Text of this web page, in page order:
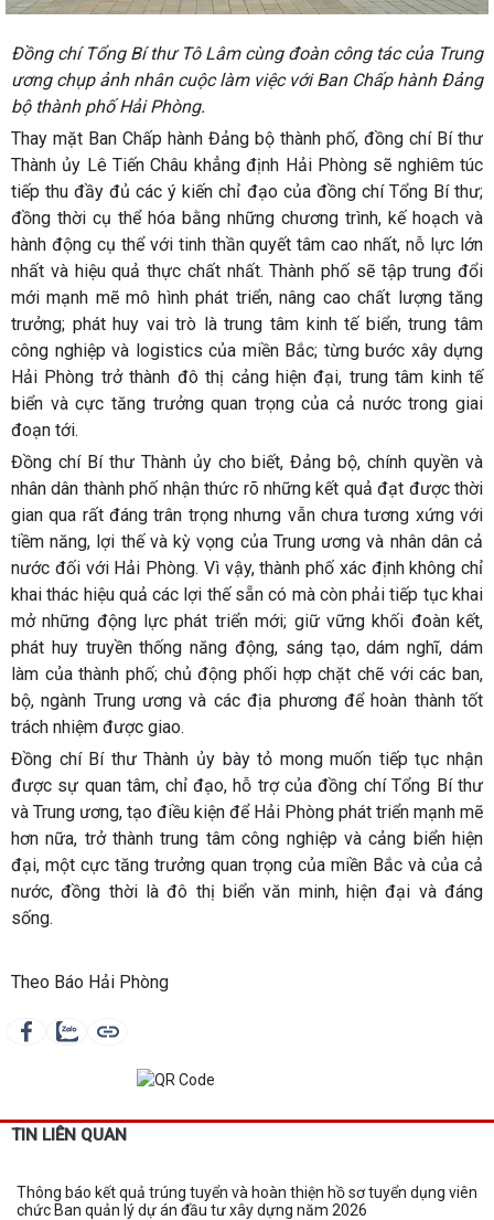
Đồng chí Tổng Bí thư Tô Lâm cùng đoàn công tác của Trung
ương chụp ảnh nhân cuộc làm việc với Ban Chấp hành Đảng
bộ thành phố Hải Phòng.
Thay mặt Ban Chấp hành Đảng bộ thành phố, đồng chí Bí thư
Thành ủy Lê Tiến Châu khẳng định Hải Phòng sẽ nghiêm túc
tiếp thu đầy đủ các ý kiến chỉ đạo của đồng chí Tổng Bí thư;
đồng thời cụ thể hóa bằng những chương trình, kế hoạch và
hành động cụ thể với tinh thần quyết tâm cao nhất, nỗ lực lớn
nhất và hiệu quả thực chất nhất. Thành phố sẽ tập trung đổi
mới mạnh mẽ mô hình phát triển, nâng cao chất lượng tăng
trưởng; phát huy vai trò là trung tâm kinh tế biển, trung tâm
công nghiệp và logistics của miền Bắc; từng bước xây dựng
Hải Phòng trở thành đô thị cảng hiện đại, trung tâm kinh tế
biển và cực tăng trưởng quan trọng của cả nước trong giai
đoạn tới.
Đồng chí Bí thư Thành ủy cho biết, Đảng bộ, chính quyền và
nhân dân thành phố nhận thức rõ những kết quả đạt được thời
gian qua rất đáng trân trọng nhưng vẫn chưa tương xứng với
tiềm năng, lợi thế và kỳ vọng của Trung ương và nhân dân cả
nước đối với Hải Phòng. Vì vậy, thành phố xác định không chỉ
khai thác hiệu quả các lợi thế sẵn có mà còn phải tiếp tục khai
mở những động lực phát triển mới; giữ vững khối đoàn kết,
phát huy truyền thống năng động, sáng tạo, dám nghĩ, dám
làm của thành phố; chủ động phối hợp chặt chẽ với các ban,
bộ, ngành Trung ương và các địa phương để hoàn thành tốt
trách nhiệm được giao.
Đồng chí Bí thư Thành ủy bày tỏ mong muốn tiếp tục nhận
được sự quan tâm, chỉ đạo, hỗ trợ của đồng chí Tổng Bí thư
và Trung ương, tạo điều kiện để Hải Phòng phát triển mạnh mẽ
hơn nữa, trở thành trung tâm công nghiệp và cảng biển hiện
đại, một cực tăng trưởng quan trọng của miền Bắc và của cả
nước, đồng thời là đô thị biển văn minh, hiện đại và đáng
sống.
Theo Báo Hải Phòng
TIN LIÊN QUAN
Thông báo kết quả trúng tuyển và hoàn thiện hồ sơ tuyển dụng viên
chức Ban quản lý dự án đầu tư xây dựng năm 2026